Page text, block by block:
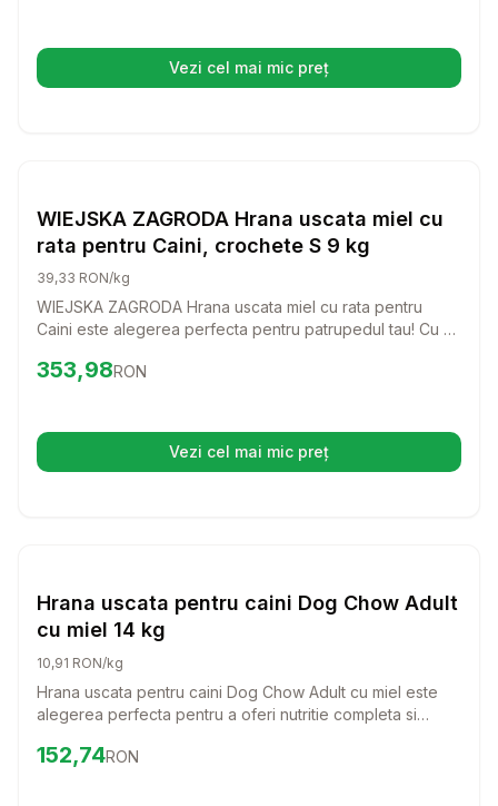
Vezi cel mai mic preț(se deschide într-o filă nouă)
Hrana Uscata Caini
WIEJSKA ZAGRODA Hrana uscata miel cu
rata pentru Caini, crochete S 9 kg
39,33 RON/kg
WIEJSKA ZAGRODA Hrana uscata miel cu rata pentru
Caini este alegerea perfecta pentru patrupedul tau! Cu un
face ca fiecare masa sa fie o bucurie pentru cainele tau.
Preț: 353.98 RON
353,98RON
Vezi cel mai mic preț(se deschide într-o filă nouă)
Hrana Uscata Caini
Hrana uscata pentru caini Dog Chow Adult
cu miel 14 kg
10,91 RON/kg
Hrana uscata pentru caini Dog Chow Adult cu miel este
alegerea perfecta pentru a oferi nutritie completa si
orez, aceasta hrana este formulata pentru a sustine un stil
Preț:152.74
152,74RON